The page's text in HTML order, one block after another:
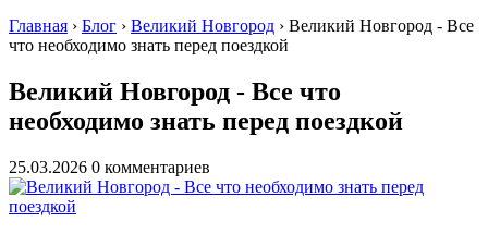
Главная › Блог › Великий Новгород › Великий Новгород - Все
что необходимо знать перед поездкой
Великий Новгород - Все что
необходимо знать перед поездкой
25.03.2026 0 комментариев